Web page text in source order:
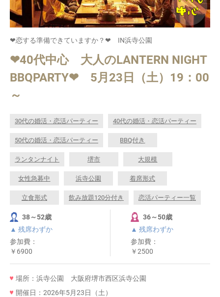
❤恋する準備できていますか？❤ IN浜寺公園
❤40代中心 大人のLANTERN NIGHT
BBQPARTY❤ 5月23日（土）19：00
～
30代の婚活・恋活パーティー 40代の婚活・恋活パーティー
50代の婚活・恋活パーティー BBQ付き
ランタンナイト 堺市 大規模
女性急募中 浜寺公園 着席形式
立食形式 飲み放題120分付き 恋活パーティー一覧
38～52歳
▲ 残席わずか
参加費：
￥6900
36～50歳
▲ 残席わずか
参加費：
￥2500
場所：浜寺公園 大阪府堺市西区浜寺公園
開催日：2026年5月23日（土）